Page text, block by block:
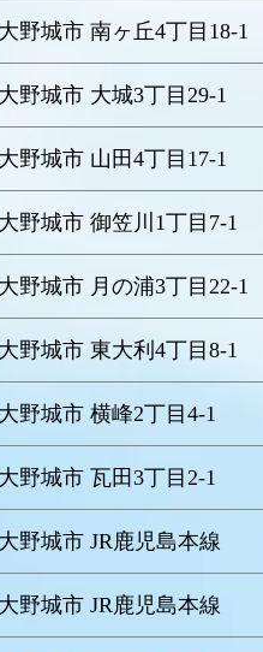
野城市 南ヶ丘4丁目18-1
野城市 大城3丁目29-1
野城市 山田4丁目17-1
野城市 御笠川1丁目7-1
野城市 月の浦3丁目22-1
野城市 東大利4丁目8-1
野城市 横峰2丁目4-1
野城市 瓦田3丁目2-1
野城市 JR鹿児島本線
野城市 JR鹿児島本線